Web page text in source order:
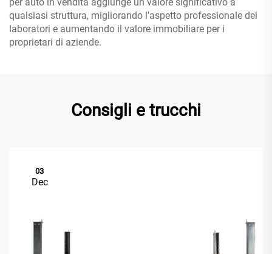
qualsiasi struttura, migliorando l'aspetto professionale dei
laboratori e aumentando il valore immobiliare per i
proprietari di aziende.
Consigli e trucchi
03
Dec